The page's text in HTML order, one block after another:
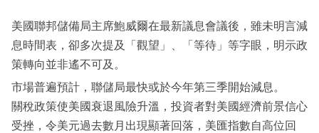
閱
專
區
美國聯邦儲備局主席鮑威爾在最新議息會議後，雖未明言減
息時間表，卻多次提及「觀望」、「等待」等字眼，明示政
策轉向並非遙不可及。
市場普遍預計，聯儲局最快或於今年第三季開始減息。
關稅政策使美國衰退風險升溫，投資者對美國經濟前景信心
受挫，令美元過去數月出現顯著回落，美匯指數自高位回